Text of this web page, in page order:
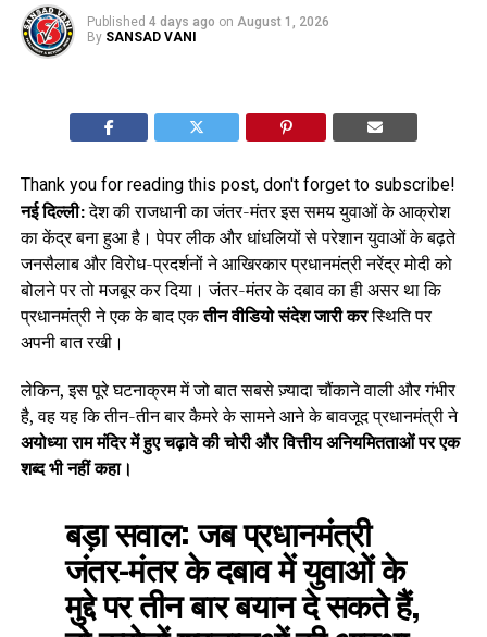
Published 4 days ago on August 1, 2026
By SANSAD VANI
Thank you for reading this post, don't forget to subscribe!
नई दिल्ली:देश की राजधानी का जंतर-मंतर इस समय युवाओं के आक्रोश
का केंद्र बना हुआ है। पेपर लीक और धांधलियों से परेशान युवाओं के बढ़ते
जनसैलाब और विरोध-प्रदर्शनों ने आखिरकार प्रधानमंत्री नरेंद्र मोदी को
बोलने पर तो मजबूर कर दिया। जंतर-मंतर के दबाव का ही असर था कि
प्रधानमंत्री ने एक के बाद एकतीन वीडियो संदेश जारी करस्थिति पर
अपनी बात रखी।
लेकिन, इस पूरे घटनाक्रम में जो बात सबसे ज़्यादा चौंकाने वाली और गंभीर
है, वह यह कि तीन-तीन बार कैमरे के सामने आने के बावजूद प्रधानमंत्री ने
अयोध्या राम मंदिर में हुए चढ़ावे की चोरी और वित्तीय अनियमितताओं पर एक
शब्द भी नहीं कहा।
बड़ा सवाल:जब प्रधानमंत्री
जंतर-मंतर के दबाव में युवाओं के
मुद्दे पर तीन बार बयान दे सकते हैं,